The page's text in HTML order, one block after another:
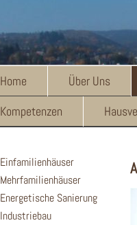
Home Über Uns
Kompetenzen
Einfamilienhäuser
Mehrfamilienhäuser
Energetische Sanierung
Industriebau